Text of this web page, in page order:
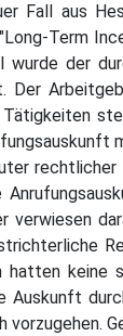
Fall aus
Term
wurde der
Der
Tätigkeiten
rechtlicher
verwiesen
hatten keine
Auskunft